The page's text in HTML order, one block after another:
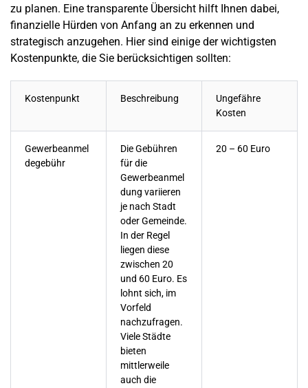
zu planen. Eine transparente Übersicht hilft Ihnen dabei,
finanzielle Hürden von Anfang an zu erkennen und
strategisch anzugehen. Hier sind einige der wichtigsten
Kostenpunkte, die Sie berücksichtigen sollten:
Kostenpunkt Beschreibung
Ungefähre
Kosten
Gewerbeanmel
degebühr
Die Gebühren
für die
Gewerbeanmel
dung variieren
je nach Stadt
oder Gemeinde.
In der Regel
liegen diese
zwischen 20
und 60 Euro. Es
lohnt sich, im
Vorfeld
nachzufragen.
Viele Städte
bieten
mittlerweile
auch die
20 – 60 Euro